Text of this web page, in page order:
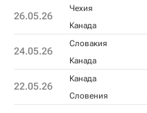
26.05.26
Чехия
Канада
24.05.26
Словакия
Канада
22.05.26
Канада
Словения